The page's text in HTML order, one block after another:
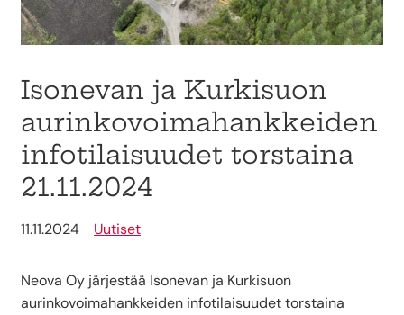
Isonevan ja Kurkisuon
aurinkovoimahankkeiden
infotilaisuudet torstaina
21.11.2024
11.11.2024 Uutiset
Neova Oy järjestää Isonevan ja Kurkisuon
aurinkovoimahankkeiden infotilaisuudet torstaina